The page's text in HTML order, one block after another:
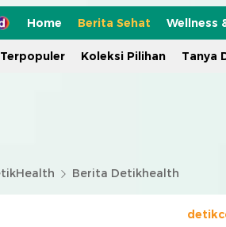
Home Berita Sehat Wellness
Terpopuler Koleksi Pilihan Tanya
Berita Detikhealth